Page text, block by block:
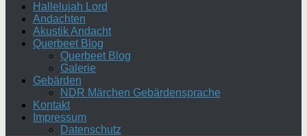
Hallelujah Lord
Andachten
Akustik Andacht
Querbeet Blog
Querbeet Blog
Galerie
Gebärden
NDR Märchen Gebärdensprache
Kontakt
Impressum
Datenschutz